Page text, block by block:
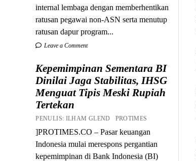
internal lembaga dengan memberhentikan
ratusan pegawai non-ASN serta menutup
ratusan dapur program...
Leave a Comment
Kepemimpinan Sementara BI
Dinilai Jaga Stabilitas, IHSG
Menguat Tipis Meski Rupiah
Tertekan
PENULIS: ILHAM GLEND PROTIMES
]PROTIMES.CO – Pasar keuangan
Indonesia mulai merespons pergantian
kepemimpinan di Bank Indonesia (BI)